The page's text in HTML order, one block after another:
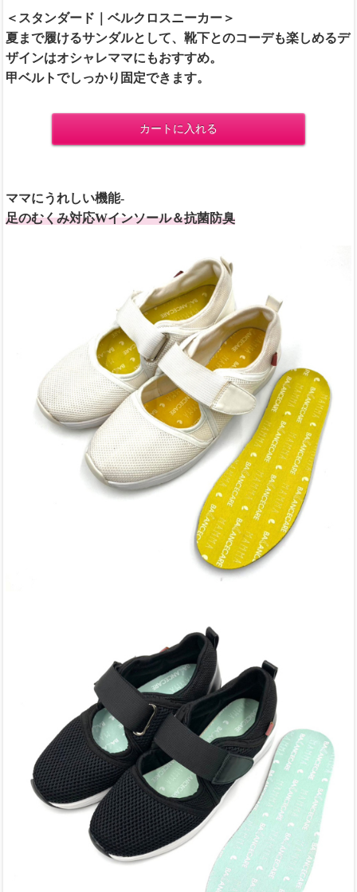
＜スタンダード｜ベルクロスニーカー＞
夏まで履けるサンダルとして、靴下とのコーデも楽しめるデ
ザインはオシャレママにもおすすめ。
甲ベルトでしっかり固定できます。
カートに入れる
ママにうれしい機能-
足のむくみ対応Wインソール＆抗菌防臭